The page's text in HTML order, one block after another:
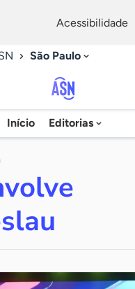
acessibilidade
São Paulo
Agência
Sebrae
Notícias
Início Editorias